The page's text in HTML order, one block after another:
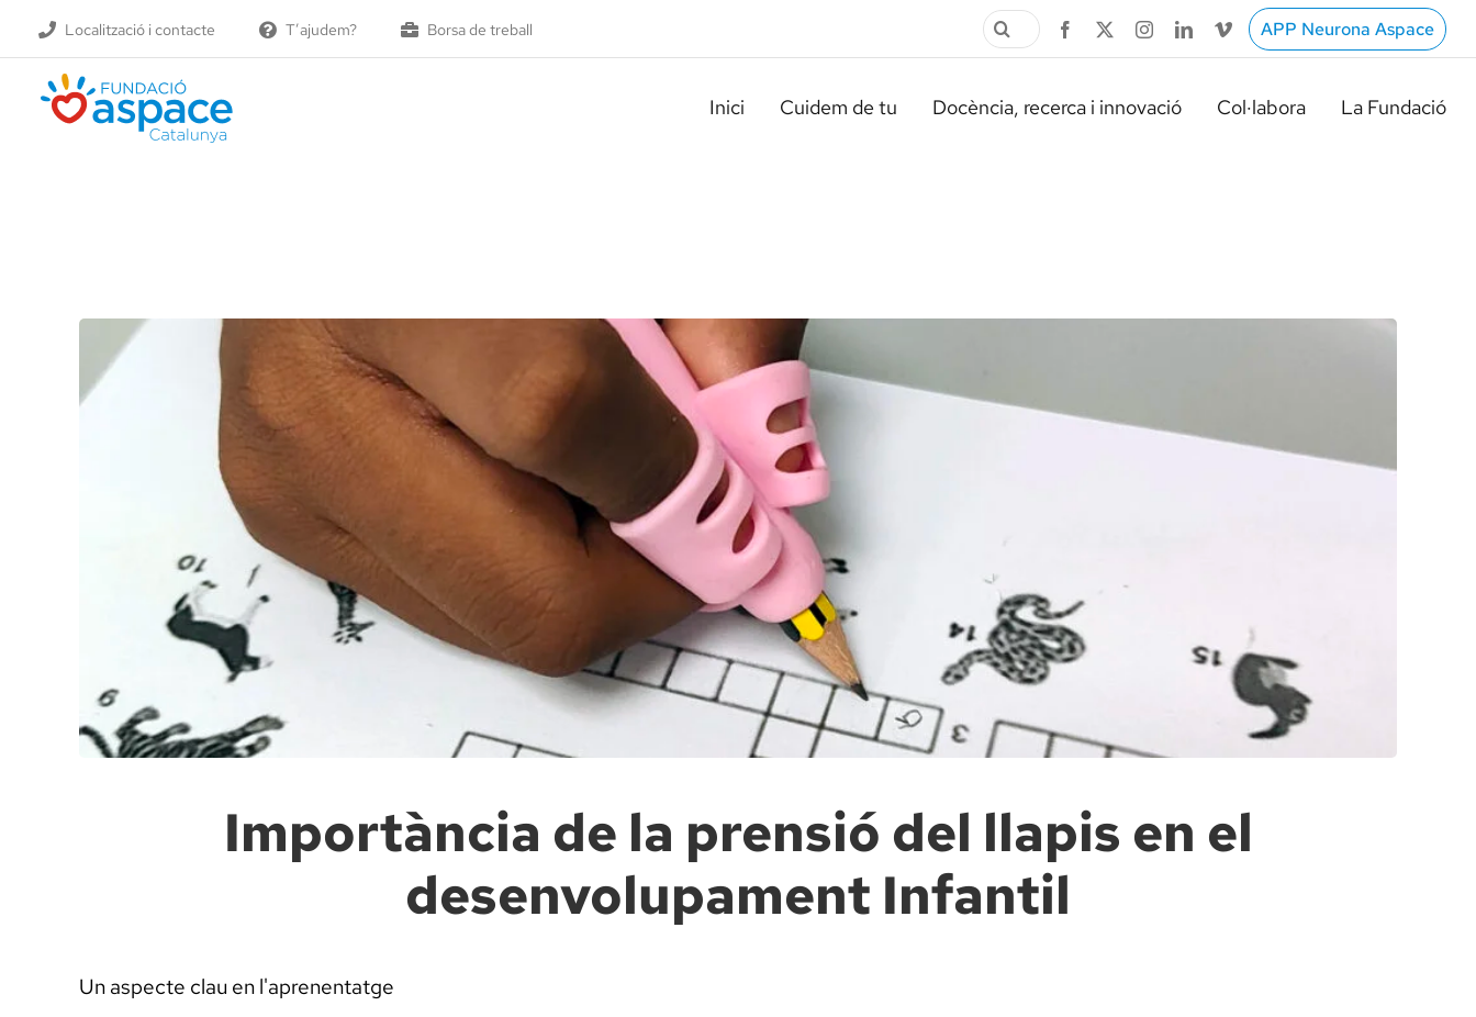
Localització i contacte T’ajudem? Borsa de treball
Cerca
…
APP Neurona Aspace
Inici Cuidem de tu Docència, recerca i innovació Col·labora La Fundació
Importància de la prensió del llapis en el
desenvolupament Infantil
Un aspecte clau en l'aprenentatge